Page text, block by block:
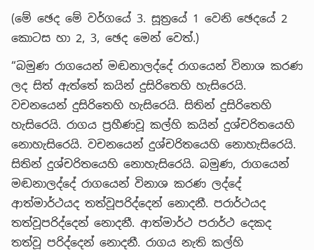
(මේ ඡෙද මේ වර්ගයේ 3. සූත්‍රයේ 1 වෙනි ඡෙදයේ 2
කොටස හා 2, 3, ඡෙද මෙන් වෙත්.)
“බමුණ රාගයෙන් මඬනාලද්දේ රාගයෙන් විනාශ කරණ
ලද සිත් ඇත්තේ කයින් දුසිරිතෙහි හැසිරෙයි.
වචනයෙන් දුසිරිතෙහි හැසිරෙයි. සිතින් දුසිරිතෙහි
හැසිරෙයි. රාගය ප්‍රහීණවූ කල්හි කයින් දුශ්චරිතයෙහි
නොහැසිරෙයි. වචනයෙන් දුශ්චරිතයෙහි නොහැසිරෙයි.
සිතින් දුශ්චරිතයෙහි නොහැසිරෙයි. බමුණ, රාගයෙන්
මඬනාලද්දේ රාගයෙන් විනාශ කරණ ලද්දේ
ආත්මාර්ථයද තත්වූපරිද්දෙන් නොදනී. පරාර්ථයද
තත්වූපරිද්දෙන් නොදනී. ආත්මාර්ථ පරාර්ථ දෙකද
තත්වූ පරිද්දෙන් නොදනී. රාගය නැති කල්හි